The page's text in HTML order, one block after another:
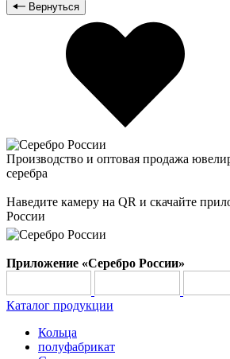
Вернуться
Производство и оптовая продажа
серебра
Наведите камеру на QR и скачайте
России
Приложение «Серебро России»
Каталог продукции
Кольца
полуфабрикат